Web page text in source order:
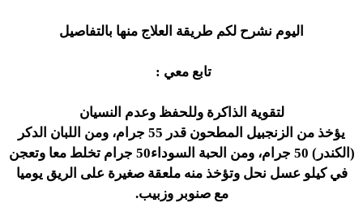
اليوم نشرح لكم طريقة العلاج منها بالتفاصيل
تابع معي :
لتقوية الذاكرة وللحفظ وعدم النسيان
يؤخذ من الزنجبيل المطحون قدر 55 جرام، ومن اللبان الدكر
(الكندر) 50 جرام، ومن الحبة السوداء50 جرام تخلط معا وتعجن
في كيلو عسل نحل وتؤخذ منه ملعقة صغيرة على الريق يوميا
مع صنوبر وزبيب.